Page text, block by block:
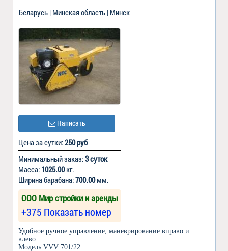
Беларусь | Минская область | Минск
Написать
Цена за сутки:250 руб
Минимальный заказ:3 суток
Масса: 1025.00кг.
Ширина барабана:700.00мм.
ООО Мир стройки и аренды
+375 Показать номер
Удобное ручное управление, маневрирование вправо и
влево.
Модель VVV 701/22.